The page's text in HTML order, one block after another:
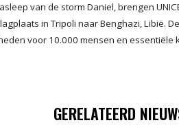
van de storm Daniel, brengen
in Tripoli naar Benghazi, Libië.
voor 10.000 mensen en
GERELATEERD